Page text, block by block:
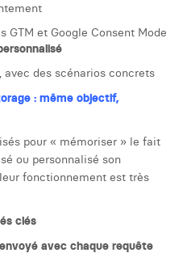
et Google Consent Mode
des scénarios concrets
: même objectif,
pour « mémoriser » le fait
ou personnalisé son
fonctionnement est très
clés
envoyé avec chaque requête